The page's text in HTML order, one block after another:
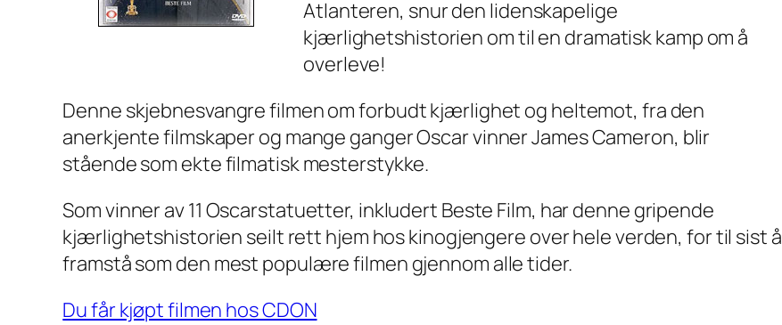
Atlanteren, snur den lidenskapelige
kjærlighetshistorien om til en dramatisk kamp om å
overleve!
Denne skjebnesvangre filmen om forbudt kjærlighet og heltemot, fra den
anerkjente filmskaper og mange ganger Oscar vinner James Cameron, blir
stående som ekte filmatisk mesterstykke.
Som vinner av 11 Oscarstatuetter, inkludert Beste Film, har denne gripende
kjærlighetshistorien seilt rett hjem hos kinogjengere over hele verden, for til sist å
framstå som den mest populære filmen gjennom alle tider.
Du får kjøpt filmen hos CDON